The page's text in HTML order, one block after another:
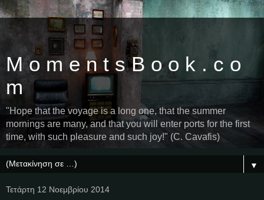
M o m e n t s B o o k . c o
m
"Hope that the voyage is a long one, that the summer
mornings are many, and that you will enter ports for the first
time, with such pleasure and such joy!" (C. Cavafis)
▼
Τετάρτη 12 Νοεμβρίου 2014